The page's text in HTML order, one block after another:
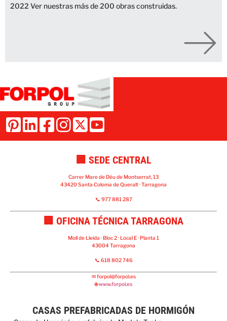
2022 Ver nuestras más de 200 obras construidas.
🏢 SEDE CENTRAL
Carrer Mare de Déu de Montserrat, 13
43420 Santa Coloma de Queralt · Tarragona
📞 977 881 287
🏢 OFICINA TÉCNICA TARRAGONA
Moll de Lleida · Bloc 2 · Local E · Planta 1
43004 Tarragona
📞 618 802 746
✉forpol@forpol.es
🌐www.forpol.es
CASAS PREFABRICADAS DE HORMIGÓN